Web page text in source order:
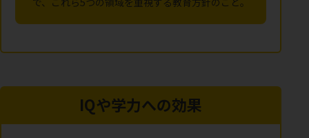
IQや学力への効果